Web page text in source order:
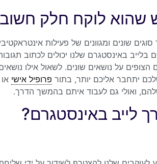
שהוא לוקח חלק חשוב
שונים ומגוונים של פעילות
בלייב באינסטגרם שלנו יכולים לכתוב
הצופים על נושאים שונים. לשאול אילו
יתחבר אליכם יותר, בתור פרופיל אישי
ואולי גם לעבוד איתם בהמשך הדרך.
לייב באינסטגרם?